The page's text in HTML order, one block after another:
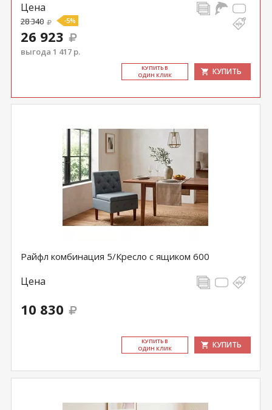
Цена
28 340 -5%
26 923
выгода 1 417 р.
КУ­ПИТЬ В
ОДИН КЛИК
КУПИТЬ
Райфл комбинация 5/Кресло с ящиком 600
Цена
10 830
КУ­ПИТЬ В
ОДИН КЛИК
КУПИТЬ